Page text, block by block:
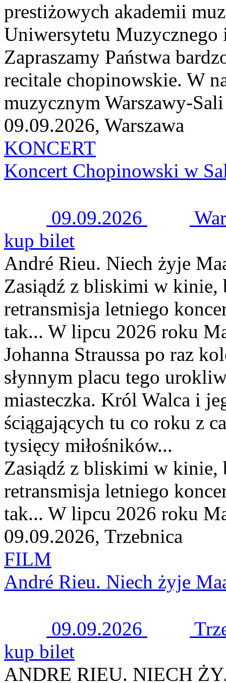
prestiżowych akademii
Uniwersytetu Muzycznego
Zapraszamy Państwa
recitale chopinowskie. W
muzycznym Warszawy-
09.09.2026, Warszawa
KONCERT
Koncert Chopinowski w
09.09.2026
kup bilet
André Rieu. Niech żyje
Zasiądź z bliskimi w kinie,
retransmisja letniego
tak... W lipcu 2026 roku
Johanna Straussa po raz
słynnym placu tego
miasteczka. Król Walca i
ściągających tu co roku z
tysięcy miłośników...
Zasiądź z bliskimi w kinie,
retransmisja letniego
tak... W lipcu 2026 roku
09.09.2026, Trzebnica
FILM
André Rieu. Niech żyje
09.09.2026
kup bilet
ANDRE RIEU. NIECH